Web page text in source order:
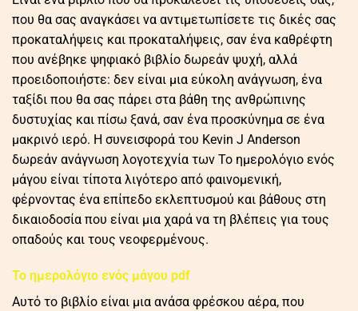
που θα σας αναγκάσει να αντιμετωπίσετε τις δικές σας
προκαταλήψεις και προκαταλήψεις, σαν ένα καθρέφτη
που ανέβηκε ψηφιακό βιβλίο δωρεάν ψυχή, αλλά
προειδοποιήστε: δεν είναι μια εύκολη ανάγνωση, ένα
ταξίδι που θα σας πάρει στα βάθη της ανθρώπινης
δυστυχίας και πίσω ξανά, σαν ένα προσκύνημα σε ένα
μακρινό ιερό. Η συνεισφορά του Kevin J Anderson
δωρεάν ανάγνωση λογοτεχνία των Το ημερολόγιο ενός
μάγου είναι τίποτα λιγότερο από φαινομενική,
φέρνοντας ένα επίπεδο εκλεπτυσμού και βάθους στη
δικαιοδοσία που είναι μια χαρά να τη βλέπεις για τους
οπαδούς και τους νεοφερμένους.
Το ημερολόγιο ενός μάγου pdf
Αυτό το βιβλίο είναι μια ανάσα φρέσκου αέρα, που